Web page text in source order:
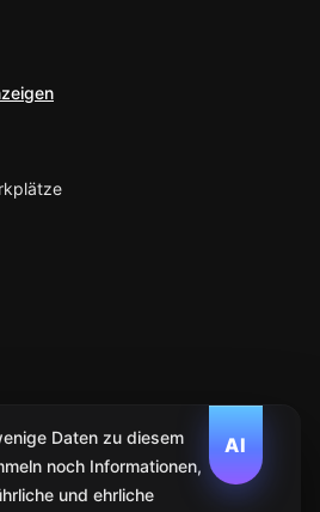
AI
Daten zu diesem
noch Informationen,
und ehrliche